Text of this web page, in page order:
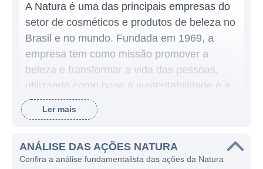
A Natura é uma das principais empresas do
setor de cosméticos e produtos de beleza no
Brasil e no mundo. Fundada em 1969, a
empresa tem como missão promover a
beleza e transformar a vida das pessoas,
utilizando como base a sustentabilidade e a
responsabilidade social. Seu modelo de
negócios é baseado na venda direta, onde
fundamental na comercialização de seus
produtos, que vão desde cosméticos e
Ler mais
ANÁLISE DAS AÇÕES NATURA
Confira a análise fundamentalista das ações da Natura